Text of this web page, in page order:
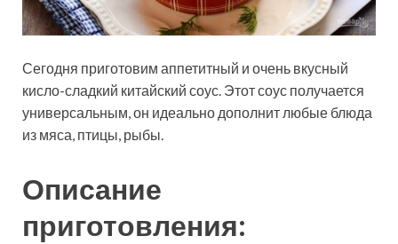
Сегодня приготовим аппетитный и очень вкусный
кисло-сладкий китайский соус. Этот соус получается
универсальным, он идеально дополнит любые блюда
из мяса, птицы, рыбы.
Описание
приготовления: